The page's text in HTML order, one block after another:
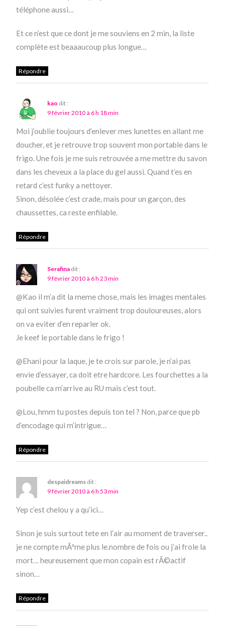
téléphone aussi…
Et ce n’est que ce dont je me souviens en 2 min, la liste
complète est beaaaucoup plus longue…
Répondre
kao dit :
9 février 2010 à 6 h 18 min
Moi j’oublie toujours d’enlever mes lunettes en allant me
doucher, et je retrouve trop souvent mon portable dans le
frigo. Une fois je me suis retrouvée a me mettre du savon
dans les cheveux a la place du gel aussi. Quand t’es en
retard c’est funky a nettoyer.
Sinon, désolée c’est crade, mais pour un garçon, des
chaussettes, ca reste enfilable.
Répondre
Serafina dit :
9 février 2010 à 6 h 23 min
@Kao il m’a dit la meme chose, mais les images mentales
qui ont suivies furent vraiment trop douloureuses, alors
on va eviter d’en reparler ok.
Je keef le portable dans le frigo !
@Ehani pour la laque, je te crois sur parole, je n’ai pas
envie d’essayer, ca doit etre hardcore. Les fourchettes a la
poubelle ca m’arrive au RU mais c’est tout.
@Lou, hmm tu postes depuis ton tel ? Non, parce que pb
d’encodage qui m’intrigue…
Répondre
despaidreams dit :
9 février 2010 à 6 h 53 min
Yep c’est chelou y a qu’ici…
Sinon je suis surtout tete en l’air au moment de traverser..
je ne compte mÃªme plus le.nombre de fois ou j’ai frole la
mort… heureusement que mon copain est rÃ©actif
sinon…
Répondre